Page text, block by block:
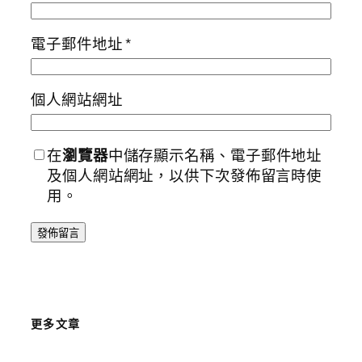
電子郵件地址*
個人網站網址
在瀏覽器中儲存顯示名稱、電子郵件地址
及個人網站網址，以供下次發佈留言時使
用。
更多文章